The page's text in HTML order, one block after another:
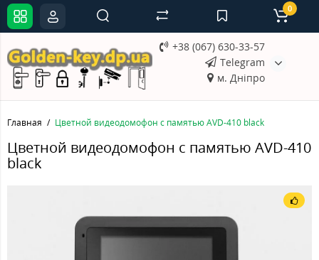
+38 (067) 630-33-57
Telegram
м. Дніпро
0
Главная Цветной видеодомофон с памятью AVD-410 black
Цветной видеодомофон с памятью AVD-410
black